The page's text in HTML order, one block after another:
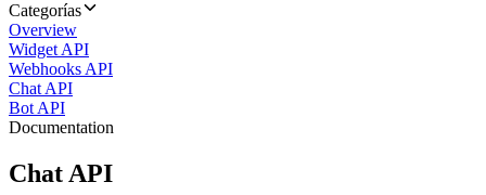
Categorías
Overview
Widget API
Webhooks API
Chat API
Bot API
Documentation
Chat API